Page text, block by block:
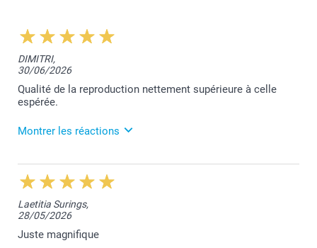
DIMITRI,
30/06/2026
Qualité de la reproduction nettement supérieure à celle
espérée.
Montrer les réactions
8/07/2026
12:12
Bonjour,
Merci pour votre belle évaluation. Cela fait très
plaisir!
Laetitia Surings,
28/05/2026
Juste magnifique